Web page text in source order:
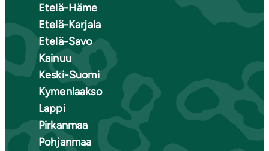
Etelä-Häme
Etelä-Karjala
Etelä-Savo
Kainuu
Keski-Suomi
Kymenlaakso
Lappi
Pirkanmaa
Pohjanmaa